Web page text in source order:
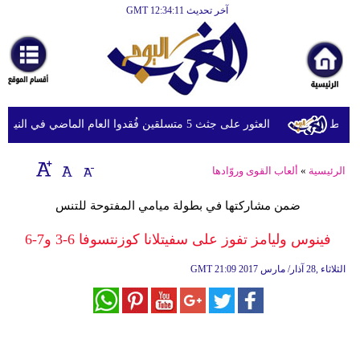
آخر تحديث GMT 12:34:11
أخبارعاجلة
رياضة
ثقافة
إقتصاد
وموسيقى
العثور على جثث 5 متسلقين فُقدوا العام الماضي في النيبال
الرئيسية » ألعاب القوى وروّادها
ضمن مشاركتها في بطولة ميامي المفتوحة للتنس
فينوس وليامز تفوز على سفيتلانا كوزنتسوفا 6-3 و7-6
GMT 21:09 2017 الثلاثاء ,28 آذار/ مارس